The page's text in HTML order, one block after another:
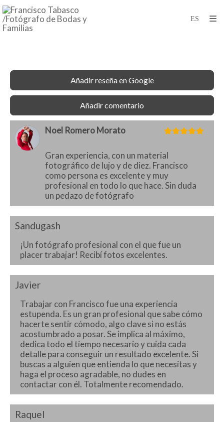
Añadir reseña en Google
Añadir comentario
Noel Romero Morato
Gran experiencia, con un material
fotográfico de lujo y de diez. Francisco
como persona es excelente y muy
profesional en todo lo que hace. Sin duda
un pedazo de fotógrafo
Sandugash
¡Un fotógrafo profesional con el que fue un
placer trabajar! Recibí fotos excelentes.
Javier
Trabajar con Francisco fue una experiencia
estupenda. Es un gran profesional que sabe cómo
hacerte sentir cómodo, algo clave si no estás
acostumbrado a posar. Se implica al máximo,
dedica todo el tiempo necesario y cuida cada
detalle para conseguir un resultado excelente. Si
buscas a alguien que entienda lo que necesitas y
haga el proceso agradable, no dudes en
contactar con él. Totalmente recomendado.
Raquel